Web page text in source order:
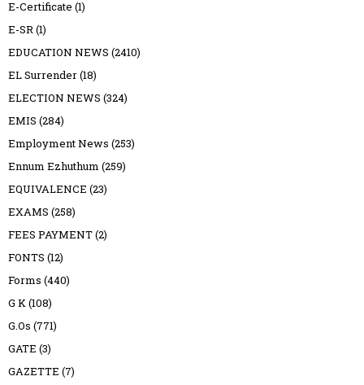
E-Certificate (1)
E-SR(1)
EDUCATION NEWS (2410)
EL Surrender(18)
ELECTION NEWS (324)
EMIS (284)
Employment News (253)
Ennum Ezhuthum (259)
EQUIVALENCE (23)
EXAMS (258)
FEES PAYMENT(2)
FONTS (12)
Forms (440)
G K(108)
G.Os (771)
GATE (3)
GAZETTE (7)